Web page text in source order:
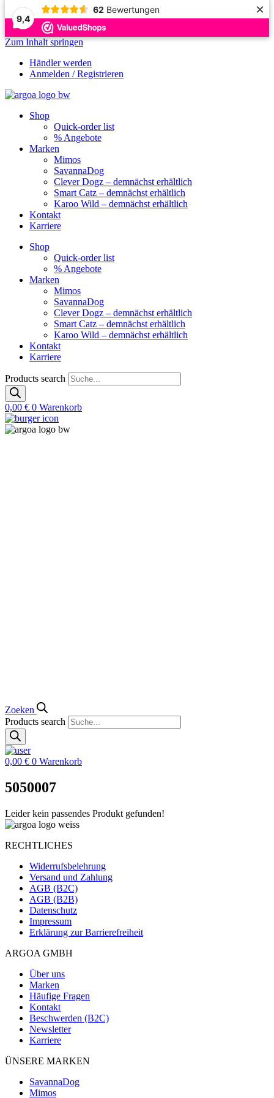
9,4
62 Bewertungen ×
Zum Inhalt springen
Händler werden
Anmelden / Registrieren
Shop
Quick-order list
% Angebote
Marken
Mimos
SavannaDog
Clever Dogz – demnächst erhältlich
Smart Catz – demnächst erhältlich
Karoo Wild – demnächst erhältlich
Kontakt
Karriere
Shop
Quick-order list
% Angebote
Marken
Mimos
SavannaDog
Clever Dogz – demnächst erhältlich
Smart Catz – demnächst erhältlich
Karoo Wild – demnächst erhältlich
Kontakt
Karriere
Products search
0,00 € 0 Warenkorb
Zoeken
Products search
0,00 € 0 Warenkorb
5050007
Leider kein passendes Produkt gefunden!
RECHTLICHES
Widerrufsbelehrung
Versand und Zahlung
AGB (B2C)
AGB (B2B)
Datenschutz
Impressum
Erklärung zur Barrierefreiheit
ARGOA GMBH
Über uns
Marken
Häufige Fragen
Kontakt
Beschwerden (B2C)
Newsletter
Karriere
ÜNSERE MARKEN
SavannaDog
Mimos